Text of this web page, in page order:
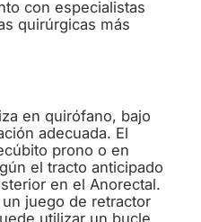
con especialistas
quirúrgicas más
en quirófano, bajo
adecuada. El
prono o en
el tracto anticipado
en el Anorectal.
juego de retractor